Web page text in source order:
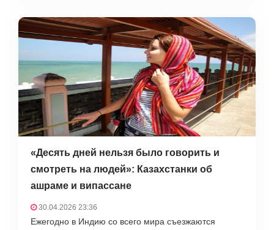
«Десять дней нельзя было говорить и
смотреть на людей»: Казахстанки об
ашраме и випассане
30.04.2026 23:36
Ежегодно в Индию со всего мира съезжаются